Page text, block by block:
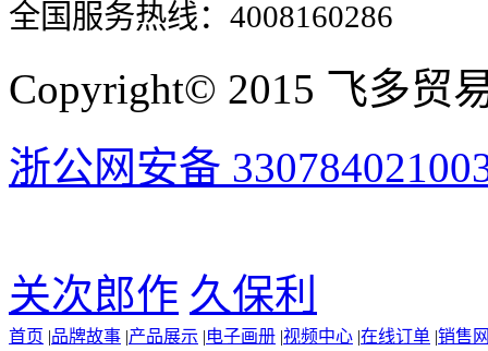
全国服务热线：4008160286
Copyright© 2015 飞多贸
浙公网安备
关次郎作 久保利
首页 |品牌故事 |产品展示 |电子画册 |视频中心 |在线订单 |销售